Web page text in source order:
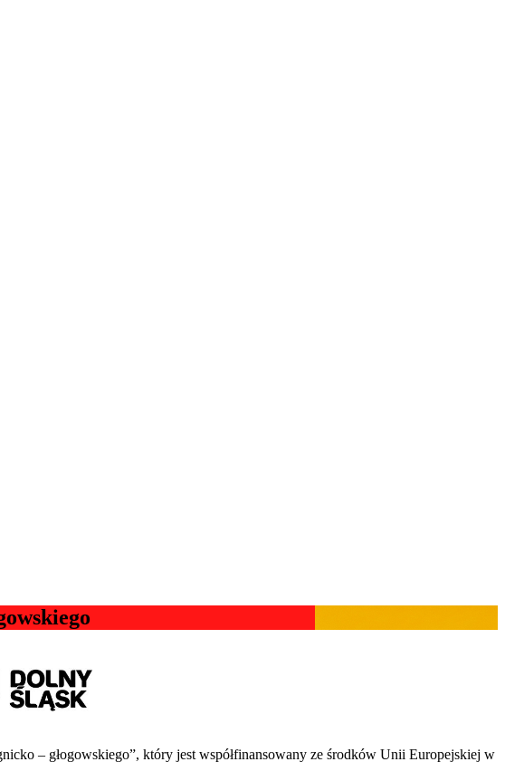
– głogowskiego”, który jest współfinansowany ze środków Unii Europejskiej w